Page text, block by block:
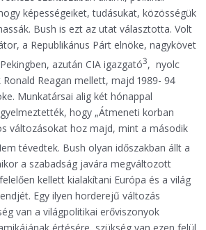
képességeiket, tudásukat, közösségük
Bush is ezt az utat választotta. Volt
a Republikánus Párt elnöke, nagykövet
azután CIA igazgató3, nyolc
Reagan mellett, majd 1989- 94
Munkatársai alig két hónappal
hogy „Átmeneti korban
változásokat hoz majd, mint a második
tévedtek. Bush olyan időszakban állt a
a szabadság javára megváltozott
kellett kialakítani Európa és a világ
Egy ilyen horderejű változás
van a világpolitikai erőviszonyok
értésére, szükség van ezen felül